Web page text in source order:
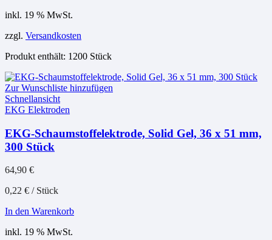
inkl. 19 % MwSt.
zzgl. Versandkosten
Produkt enthält: 1200 Stück
Zur Wunschliste hinzufügen
Schnellansicht
EKG Elektroden
EKG-Schaumstoffelektrode, Solid Gel, 36 x 51 mm,
300 Stück
64,90 €
0,22 € / Stück
In den Warenkorb
inkl. 19 % MwSt.